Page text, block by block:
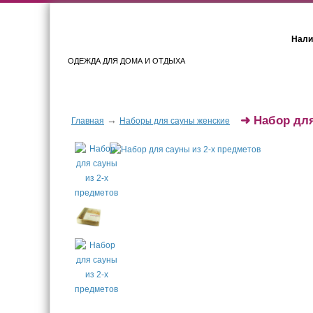
ОДЕЖДА ДЛЯ ДОМА И ОТДЫХА
Главная → Наборы для сауны женские ➜ Набор